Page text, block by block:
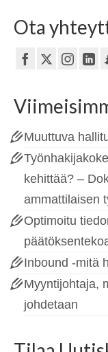
Ota
Muuttuva
kehittää? –
ammattilaisen
Optimoitu
Inbound -mitä
Myyntijohtaja,
johdetaan